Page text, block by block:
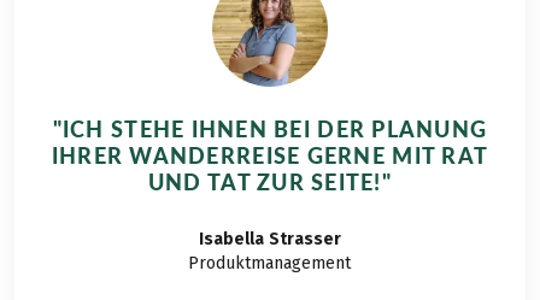
"ICH STEHE IHNEN BEI DER PLANUNG
IHRER WANDERREISE GERNE MIT RAT
UND TAT ZUR SEITE!"
Isabella Strasser
Produktmanagement